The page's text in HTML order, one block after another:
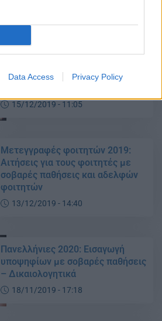
Data Access Privacy Policy
Ξεκίνησαν οι αιτήσεις για τις
15/12/2019 - 11:05
Μετεγγραφές φοιτητών 2019:
Αιτήσεις για τους φοιτητές με
σοβαρές παθήσεις και αδελφών
φοιτητών
13/12/2019 - 14:40
Πανελλήνιες 2020: Eισαγωγή
υποψηφίων με σοβαρές παθήσεις
– Δικαιολογητικά
18/11/2019 - 17:18